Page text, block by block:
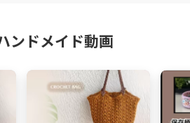
並太
ンドメイド動画